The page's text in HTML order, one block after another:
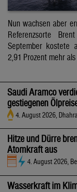
Nun wachsen aber
Referenzsorte
September kostete
2,91 Prozent mehr
Saudi Aramco
gestiegenen
4. August 2026,
Hitze und Dürre
Atomkraft aus
4. August 2026,
Wasserkraft im